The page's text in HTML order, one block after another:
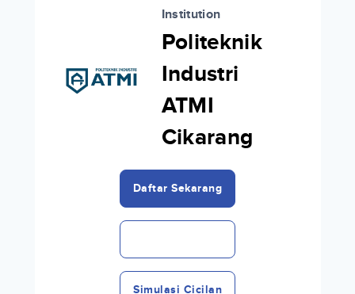
Institution
Politeknik
Industri
ATMI
Cikarang
Daftar Sekarang
Simulasi Cicilan